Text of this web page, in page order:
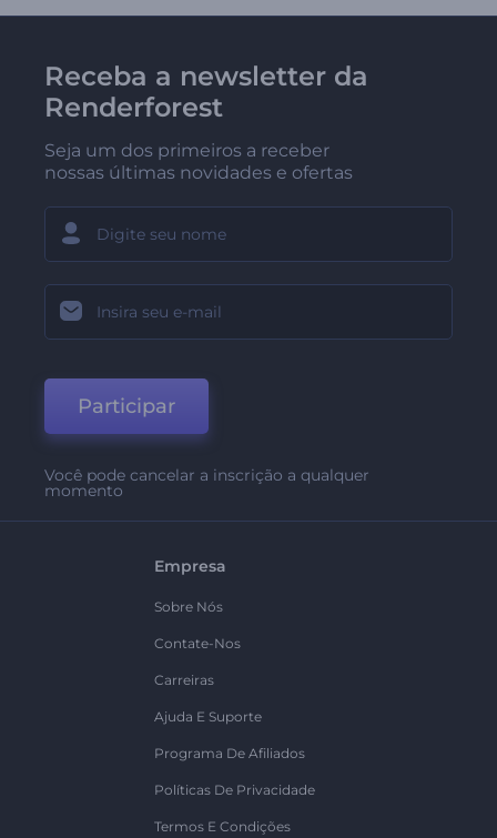
Receba a newsletter da
Renderforest
Seja um dos primeiros a receber
nossas últimas novidades e ofertas
Participar
Você pode cancelar a inscrição a qualquer
momento
Empresa
Sobre Nós
Contate-Nos
Carreiras
Ajuda E Suporte
Programa De Afiliados
Políticas De Privacidade
Termos E Condições